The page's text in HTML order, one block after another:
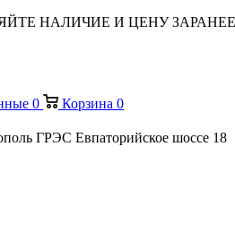
НАЛИЧИЕ И ЦЕНУ
0 Корзина 0
ГРЭС Евпаторийское шоссе 18